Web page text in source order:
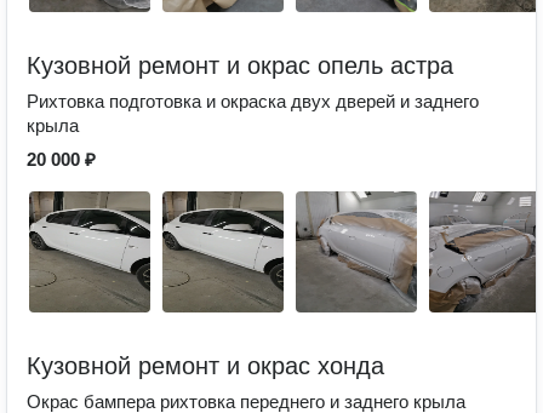
Кузовной ремонт и окрас опель астра
Рихтовка подготовка и окраска двух дверей и заднего
крыла
20 000 ₽
Кузовной ремонт и окрас хонда
Окрас бампера рихтовка переднего и заднего крыла